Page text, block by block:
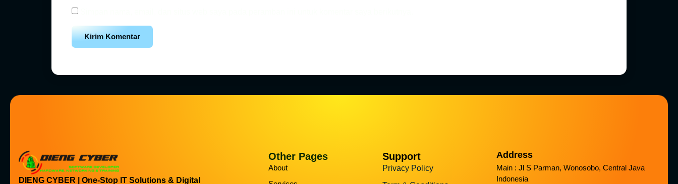
DIENG CYBER | One-Stop IT Solutions & Digital
Other Pages
About
Support
Privacy Policy
Address
Main : Jl S Parman, Wonosobo, Central Java
Indonesia